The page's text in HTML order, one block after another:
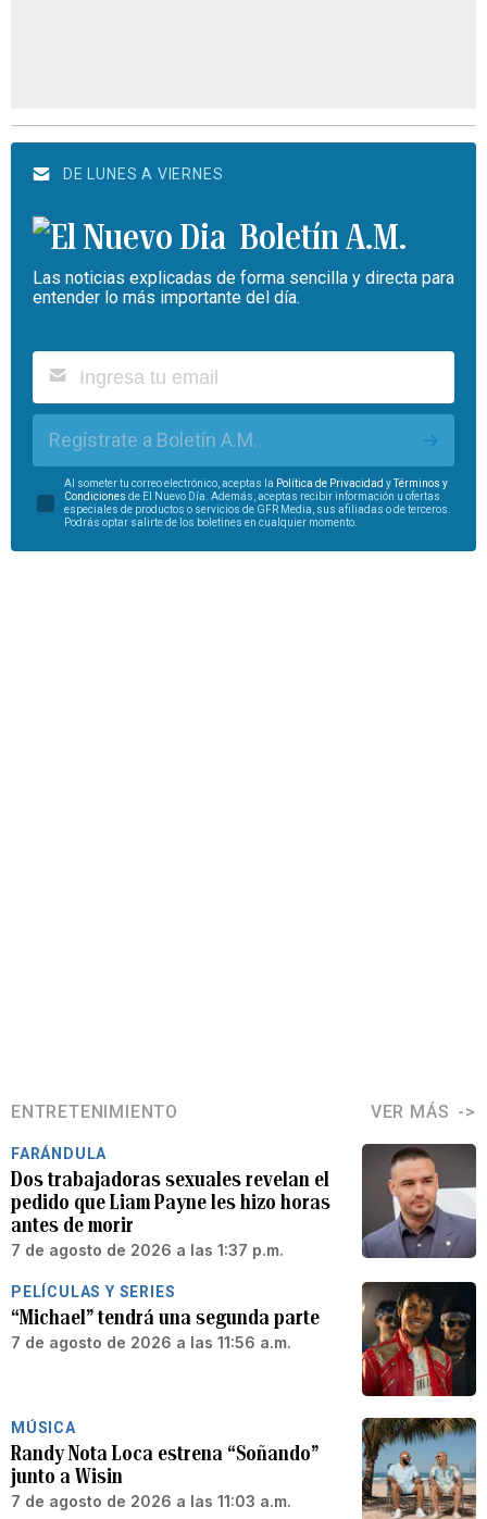
DE LUNES A VIERNES
Boletín A.M.
Las noticias explicadas de forma sencilla y directa para
entender lo más importante del día.
Regístrate a Boletín A.M.
Al someter tu correo electrónico, aceptas la Política de Privacidad yTérminos y
Condiciones de El Nuevo Día. Además, aceptas recibir información u ofertas
especiales de productos o servicios de GFR Media, sus afiliadas o de terceros.
Podrás optar salirte de los boletines en cualquier momento.
ENTRETENIMIENTO VER MÁS
FARÁNDULA
Dos trabajadoras sexuales revelan el
pedido que Liam Payne les hizo horas
antes de morir
7 de agosto de 2026 a las 1:37 p.m.
PELÍCULAS Y SERIES
“Michael” tendrá una segunda parte
7 de agosto de 2026 a las 11:56 a.m.
MÚSICA
Randy Nota Loca estrena “Soñando”
junto a Wisin
7 de agosto de 2026 a las 11:03 a.m.